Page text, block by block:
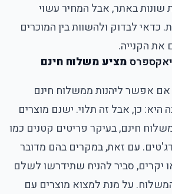
שונות באתר, אבל המחיר עשוי
לבדוק ולהשוות בין המוכרים
הקנייה.
מציע משלוח חינם
אפשר ליהנות ממשלוח חינם
כן, אבל זה תלוי. ישנם מוצרים
חינם, בעיקר פריטים קטנים כמו
עם זאת, במקרים בהם מדובר
יקרים, סביר להניח שתידרשו לשלם
על מנת למצוא מוצרים עם